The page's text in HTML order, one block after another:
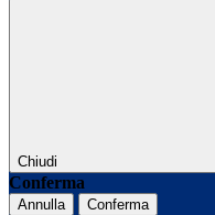
Chiudi
Conferma
Annulla Conferma